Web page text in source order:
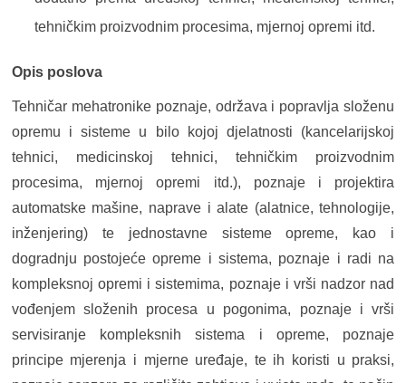
tehničkim proizvodnim procesima, mjernoj opremi itd.
Opis poslova
Tehničar mehatronike poznaje, održava i popravlja složenu
opremu i sisteme u bilo kojoj djelatnosti (kancelarijskoj
tehnici, medicinskoj tehnici, tehničkim proizvodnim
procesima, mjernoj opremi itd.), poznaje i projektira
automatske mašine, naprave i alate (alatnice, tehnologije,
inženjering) te jednostavne sisteme opreme, kao i
dogradnju postojeće opreme i sistema, poznaje i radi na
kompleksnoj opremi i sistemima, poznaje i vrši nadzor nad
vođenjem složenih procesa u pogonima, poznaje i vrši
servisiranje kompleksnih sistema i opreme, poznaje
principe mjerenja i mjerne uređaje, te ih koristi u praksi,